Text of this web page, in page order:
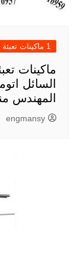
1 ماكينات تعبئة وتغليف السوائل فى اكياس
ماكينات
المهندس
engmansy